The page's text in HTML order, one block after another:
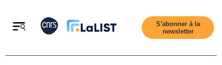
Retour
S'abonner à la
newsletter